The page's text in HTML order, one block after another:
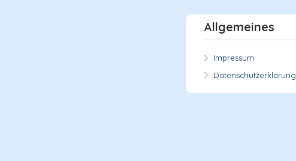
Allgemeines
Impressum
Datenschutzerklärung